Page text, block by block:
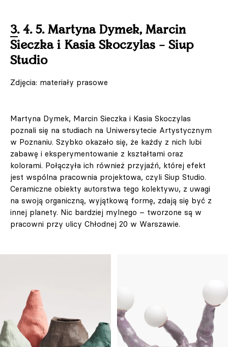
3. 4. 5. Martyna Dymek, Marcin
Sieczka i Kasia Skoczylas – Siup
Studio
Zdjęcia: materiały prasowe
Martyna Dymek, Marcin Sieczka i Kasia Skoczylas
poznali się na studiach na Uniwersytecie Artystycznym
w Poznaniu. Szybko okazało się, że każdy z nich lubi
zabawę i eksperymentowanie z kształtami oraz
kolorami. Połączyła ich również przyjaźń, której efekt
jest wspólna pracownia projektowa, czyli Siup Studio.
Ceramiczne obiekty autorstwa tego kolektywu, z uwagi
na swoją organiczną, wyjątkową formę, zdają się być z
innej planety. Nic bardziej mylnego – tworzone są w
pracowni przy ulicy Chłodnej 20 w Warszawie.